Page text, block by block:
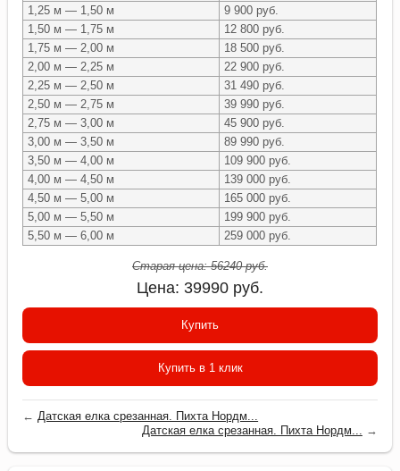
1,25 м — 1,50 м
9 900 руб.
1,50 м — 1,75 м
12 800 руб.
1,75 м — 2,00 м
18 500 руб.
2,00 м — 2,25 м
22 900 руб.
2,25 м — 2,50 м
31 490 руб.
2,50 м — 2,75 м
39 990 руб.
2,75 м — 3,00 м
45 900 руб.
3,00 м — 3,50 м
89 990 руб.
3,50 м — 4,00 м
109 900 руб.
4,00 м — 4,50 м
139 000 руб.
4,50 м — 5,00 м
165 000 руб.
5,00 м — 5,50 м
199 900 руб.
5,50 м — 6,00 м
259 000 руб.
Старая цена:56240руб.
Цена: 39990 руб.
Купить
Купить в 1 клик
← Датская елка срезанная. Пихта Нордм...
Датская елка срезанная. Пихта Нордм...
→